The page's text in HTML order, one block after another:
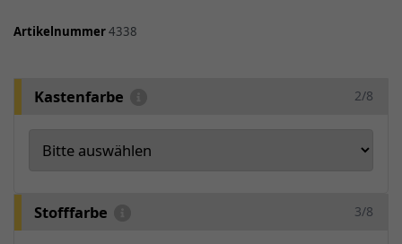
Artikelnummer4338
Kastenfarbe 2/8
Stofffarbe 3/8